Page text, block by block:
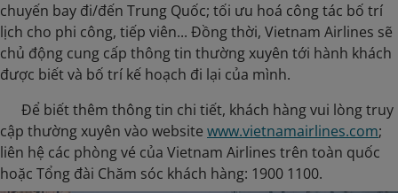
chuyến bay đi/đến Trung Quốc; tối ưu hoá công tác bố trí
lịch cho phi công, tiếp viên... Đồng thời, Vietnam Airlines sẽ
chủ động cung cấp thông tin thường xuyên tới hành khách
được biết và bố trí kế hoạch đi lại của mình.
Để biết thêm thông tin chi tiết, khách hàng vui lòng truy
cập thường xuyên vào website www.vietnamairlines.com;
liên hệ các phòng vé của Vietnam Airlines trên toàn quốc
hoặc Tổng đài Chăm sóc khách hàng: 1900 1100.